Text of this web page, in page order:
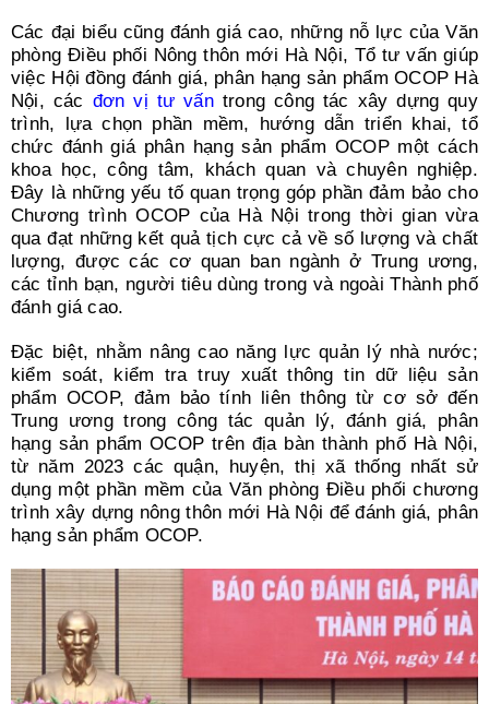
Các đại biểu cũng đánh giá cao, những nỗ lực của Văn
phòng Điều phối Nông thôn mới Hà Nội, Tổ tư vấn giúp
việc Hội đồng đánh giá, phân hạng sản phẩm OCOP Hà
Nội, các đơn vị tư vấntrong công tác xây dựng quy
trình, lựa chọn phần mềm, hướng dẫn triển khai, tổ
chức đánh giá phân hạng sản phẩm OCOP một cách
khoa học, công tâm, khách quan và chuyên nghiệp.
Đây là những yếu tố quan trọng góp phần đảm bảo cho
Chương trình OCOP của Hà Nội trong thời gian vừa
qua đạt những kết quả tịch cực cả về số lượng và chất
lượng, được các cơ quan ban ngành ở Trung ương,
các tỉnh bạn, người tiêu dùng trong và ngoài Thành phố
đánh giá cao.
Đặc biệt, nhằm nâng cao năng lực quản lý nhà nước;
kiểm soát, kiểm tra truy xuất thông tin dữ liệu sản
phẩm OCOP, đảm bảo tính liên thông từ cơ sở đến
Trung ương trong công tác quản lý, đánh giá, phân
hạng sản phẩm OCOP trên địa bàn thành phố Hà Nội,
từ năm 2023 các quận, huyện, thị xã thống nhất sử
dụng một phần mềm của Văn phòng Điều phối chương
trình xây dựng nông thôn mới Hà Nội để đánh giá, phân
hạng sản phẩm OCOP.